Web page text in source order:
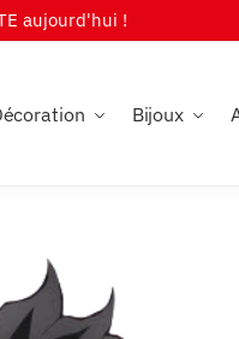
aujourd'hui !
Bijoux